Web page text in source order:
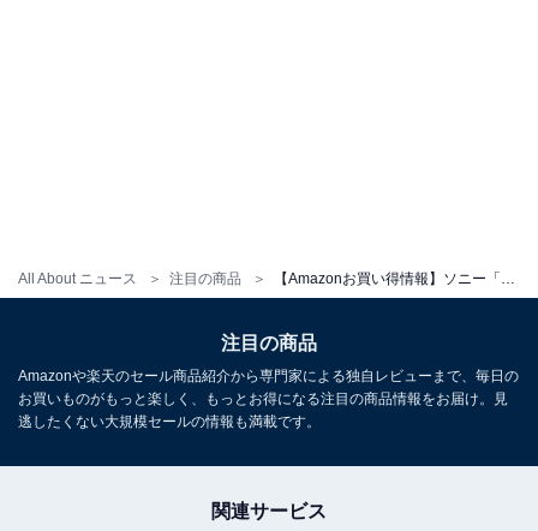
All About ニュース 注目の商品
ソニー(SONY) テレビ 65インチ 液晶 4K ブラビア KJ-
注目の商品
Amazonや楽天のセール商品紹介から専門家による独自レビューまで、毎日の
お買いものがもっと楽しく、もっとお得になる注目の商品情報をお届け。見
逃したくない大規模セールの情報も満載です。
関連サービス